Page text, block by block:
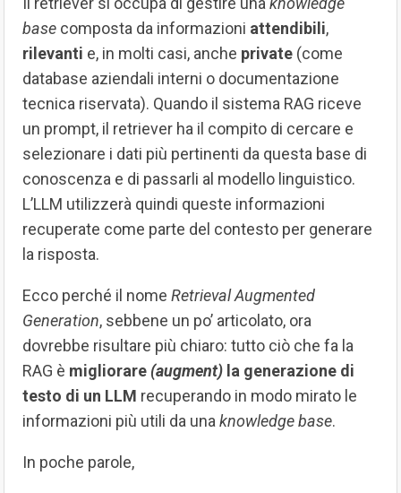
base composta da informazioni attendibili,
rilevanti e, in molti casi, anche private (come
database aziendali interni o documentazione
tecnica riservata). Quando il sistema RAG riceve
un prompt, il retriever ha il compito di cercare e
selezionare i dati più pertinenti da questa base di
conoscenza e di passarli al modello linguistico.
L’LLM utilizzerà quindi queste informazioni
recuperate come parte del contesto per generare
la risposta.
Ecco perché il nomeRetrieval Augmented
Generation, sebbene un po’ articolato, ora
dovrebbe risultare più chiaro: tutto ciò che fa la
RAG è migliorare (augment) la generazione di
testo di un LLM recuperando in modo mirato le
informazioni più utili da unaknowledge base.
In poche parole,